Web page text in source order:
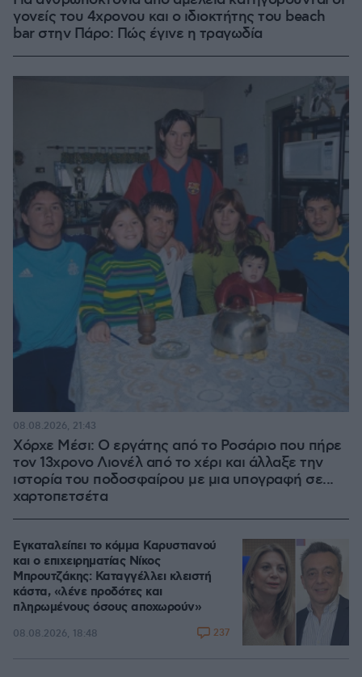
γονείς του 4χρονου και ο ιδιοκτήτης του beach
bar στην Πάρο: Πώς έγινε η τραγωδία
Χόρχε Μέσι: Ο εργάτης από το Ροσάριο που πήρε
τον 13χρονο Λιονέλ από το χέρι και άλλαξε την
ιστορία του ποδοσφαίρου με μια υπογραφή σε...
χαρτοπετσέτα
08.08.2026, 21:43
Εγκαταλείπει το κόμμα Καρυστιανού
και ο επιχειρηματίας Νίκος
Μπρουτζάκης: Καταγγέλλει κλειστή
κάστα, «λένε προδότες και
πληρωμένους όσους αποχωρούν»
08.08.2026, 18:48 237